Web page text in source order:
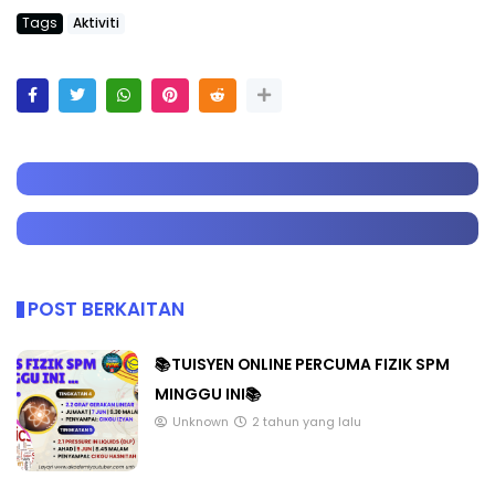
Tags Aktiviti
POST BERKAITAN
📚TUISYEN ONLINE PERCUMA FIZIK SPM
MINGGU INI📚
Unknown 2 tahun yang lalu